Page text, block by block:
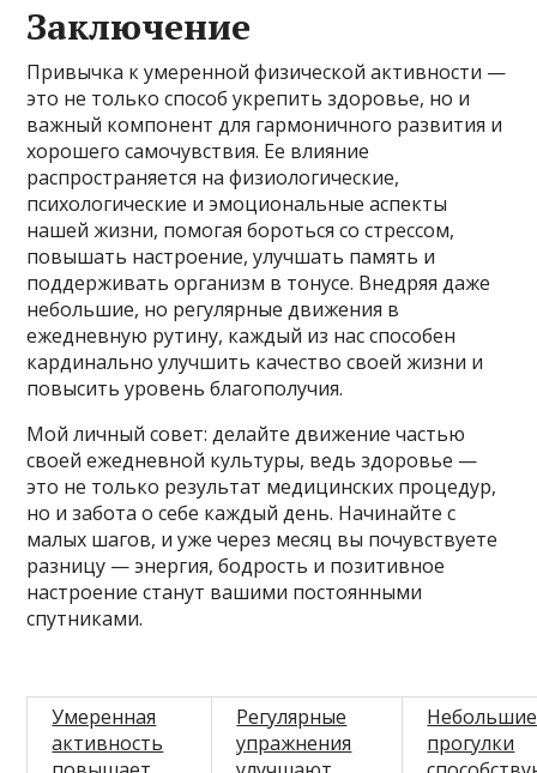
Заключение
Привычка к умеренной физической активности —
это не только способ укрепить здоровье, но и
важный компонент для гармоничного развития и
хорошего самочувствия. Ее влияние
распространяется на физиологические,
психологические и эмоциональные аспекты
нашей жизни, помогая бороться со стрессом,
повышать настроение, улучшать память и
поддерживать организм в тонусе. Внедряя даже
небольшие, но регулярные движения в
ежедневную рутину, каждый из нас способен
кардинально улучшить качество своей жизни и
повысить уровень благополучия.
Мой личный совет: делайте движение частью
своей ежедневной культуры, ведь здоровье —
это не только результат медицинских процедур,
но и забота о себе каждый день. Начинайте с
малых шагов, и уже через месяц вы почувствуете
разницу — энергия, бодрость и позитивное
настроение станут вашими постоянными
спутниками.
Умеренная
активность
Регулярные
упражнения
Небольшие
прогулки